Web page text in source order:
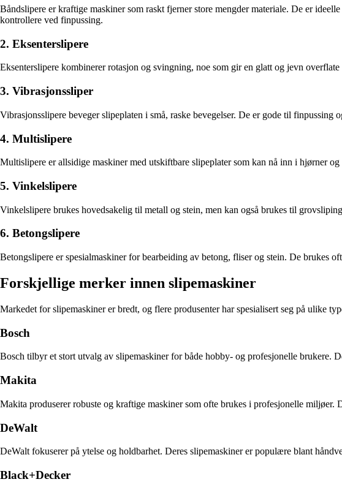
Båndslipere er kraftige maskiner som raskt fjerner store mengder materiale. De er
kontrollere ved finpussing.
2. Eksenterslipere
Eksenterslipere kombinerer rotasjon og svingning, noe som gir en glatt og jevn
3. Vibrasjonssliper
Vibrasjonsslipere beveger slipeplaten i små, raske bevegelser. De er gode til
4. Multislipere
Multislipere er allsidige maskiner med utskiftbare slipeplater som kan nå inn i hjørner
5. Vinkelslipere
Vinkelslipere brukes hovedsakelig til metall og stein, men kan også brukes til
6. Betongslipere
Betongslipere er spesialmaskiner for bearbeiding av betong, fliser og stein. De brukes
Forskjellige merker innen slipemaskiner
Markedet for slipemaskiner er bredt, og flere produsenter har spesialisert seg på ulike
Bosch
Bosch tilbyr et stort utvalg av slipemaskiner for både hobby- og profesjonelle brukere.
Makita
Makita produserer robuste og kraftige maskiner som ofte brukes i profesjonelle
DeWalt
DeWalt fokuserer på ytelse og holdbarhet. Deres slipemaskiner er populære blant
Black+Decker